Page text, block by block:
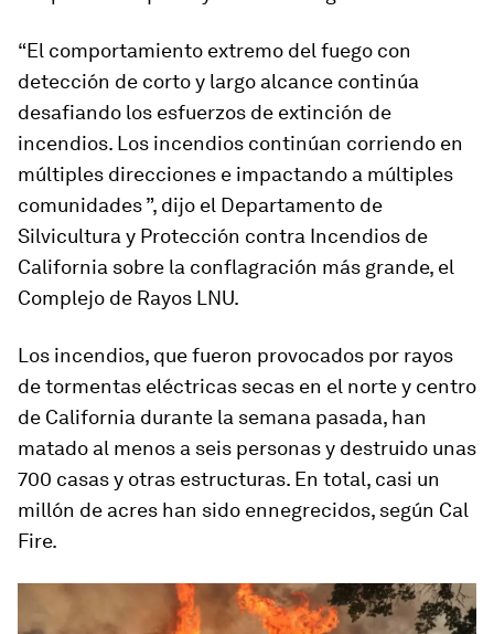
“El comportamiento extremo del fuego con
detección de corto y largo alcance continúa
desafiando los esfuerzos de extinción de
incendios. Los incendios continúan corriendo en
múltiples direcciones e impactando a múltiples
comunidades ”, dijo el Departamento de
Silvicultura y Protección contra Incendios de
California sobre la conflagración más grande, el
Complejo de Rayos LNU.
Los incendios, que fueron provocados por rayos
de tormentas eléctricas secas en el norte y centro
de California durante la semana pasada, han
matado al menos a seis personas y destruido unas
700 casas y otras estructuras. En total, casi un
millón de acres han sido ennegrecidos, según Cal
Fire.